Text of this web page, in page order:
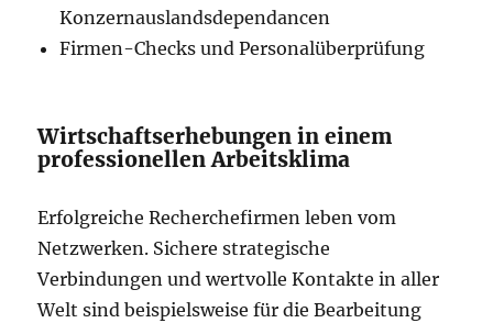
Konzernauslandsdependancen
Firmen-Checks und Personalüberprüfung
Wirtschaftserhebungen in einem
professionellen Arbeitsklima
Erfolgreiche Recherchefirmen leben vom
Netzwerken. Sichere strategische
Verbindungen und wertvolle Kontakte in aller
Welt sind beispielsweise für die Bearbeitung